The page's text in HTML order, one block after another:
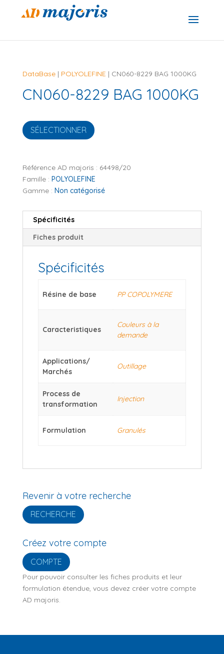
DataBase| POLYOLEFINE | CN060-8229 BAG 1000KG
CN060-8229 BAG 1000KG
SÉLECTIONNER
Référence AD majoris : 64498/20
Famille : POLYOLEFINE
Gamme : Non catégorisé
Spécificités
Fiches produit
Spécificités
Résine de base PP COPOLYMERE
Caracteristiques
Couleurs à la
demande
Applications/
Marchés
Outillage
Process de
transformation
Injection
Formulation Granulés
Revenir à votre recherche
RECHERCHE
Créez votre compte
COMPTE
Pour pouvoir consulter les fiches produits et leur
formulation étendue, vous devez créer votre compte
AD majoris.